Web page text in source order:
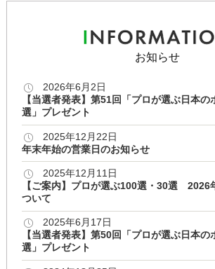
お知らせ
2026年6月2日
【当選者発表】第51回「プロが選ぶ日本
選」プレゼント
2025年12月22日
年末年始の営業日のお知らせ
2025年12月11日
【ご案内】プロが選ぶ100選・30選 2026
ついて
2025年6月17日
【当選者発表】第50回「プロが選ぶ日本
選」プレゼント